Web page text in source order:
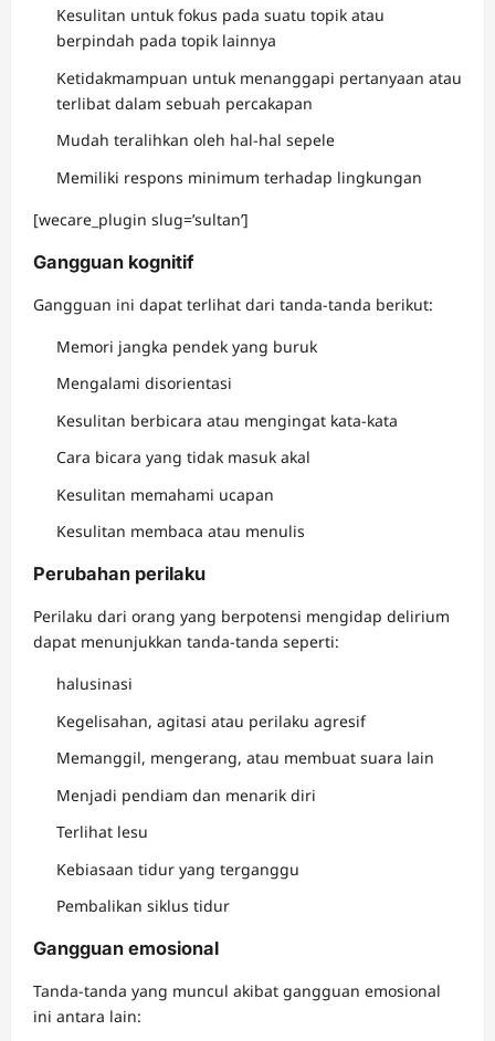
Kesulitan untuk fokus pada suatu topik atau
berpindah pada topik lainnya
Ketidakmampuan untuk menanggapi pertanyaan atau
terlibat dalam sebuah percakapan
Mudah teralihkan oleh hal-hal sepele
Memiliki respons minimum terhadap lingkungan
[wecare_plugin slug=’sultan’]
Gangguan kognitif
Gangguan ini dapat terlihat dari tanda-tanda berikut:
Memori jangka pendek yang buruk
Mengalami disorientasi
Kesulitan berbicara atau mengingat kata-kata
Cara bicara yang tidak masuk akal
Kesulitan memahami ucapan
Kesulitan membaca atau menulis
Perubahan perilaku
Perilaku dari orang yang berpotensi mengidap delirium
dapat menunjukkan tanda-tanda seperti:
halusinasi
Kegelisahan, agitasi atau perilaku agresif
Memanggil, mengerang, atau membuat suara lain
Menjadi pendiam dan menarik diri
Terlihat lesu
Kebiasaan tidur yang terganggu
Pembalikan siklus tidur
Gangguan emosional
Tanda-tanda yang muncul akibat gangguan emosional
ini antara lain: